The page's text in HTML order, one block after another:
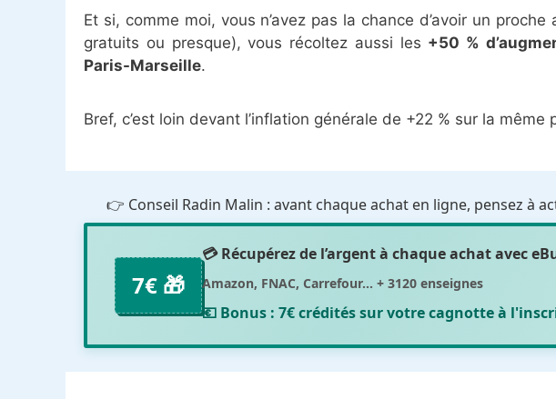
Et si, comme moi, vous n’avez pas la chance d’avoir un
gratuits ou presque), vous récoltez aussi les +50 %
Paris-Marseille.
Bref, c’est loin devant l’inflation générale de +22 % sur la même
👉 Conseil Radin Malin : avant chaque achat en ligne, pensez à
7€ 🎁
💳 Récupérez de l’argent à chaque achat avec
Amazon, FNAC, Carrefour... + 3120 enseignes
💶 Bonus : 7€ crédités sur votre cagnotteà